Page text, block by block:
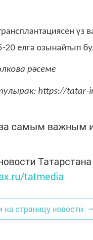
20 елга озынайтып
рәсеме
https://
самым важным
tatmedia
на страницу новости